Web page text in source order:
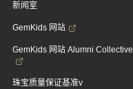
新闻室
GemKids 网站
GemKids 网站 Alumni Collective
珠宝质量保证基准v